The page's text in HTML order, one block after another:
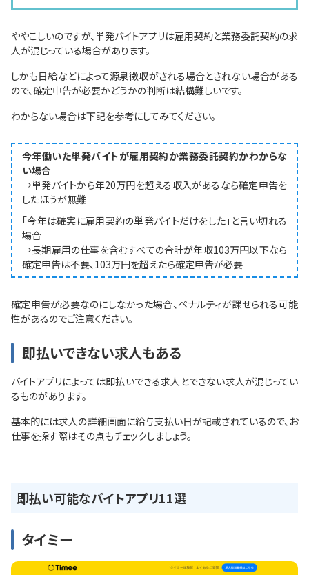
ややこしいのですが、単発バイトアプリは雇用契約と業務委託契約の求
人が混じっている場合があります。
しかも日給などによって源泉徴収がされる場合とされない場合がある
ので、確定申告が必要かどうかの判断は結構難しいです。
わからない場合は下記を参考にしてみてください。
今年働いた単発バイトが雇用契約か業務委託契約かわからな
い場合
→単発バイトから年20万円を超える収入があるなら確定申告を
したほうが無難
「今年は確実に雇用契約の単発バイトだけをした」と言い切れる
場合
→長期雇用の仕事を含むすべての合計が年収103万円以下なら
確定申告は不要、103万円を超えたら確定申告が必要
確定申告が必要なのにしなかった場合、ペナルティが課せられる可能
性があるのでご注意ください。
即払いできない求人もある
バイトアプリによっては即払いできる求人とできない求人が混じってい
るものがあります。
基本的には求人の詳細画面に給与支払い日が記載されているので、お
仕事を探す際はその点もチェックしましょう。
即払い可能なバイトアプリ11選
タイミー